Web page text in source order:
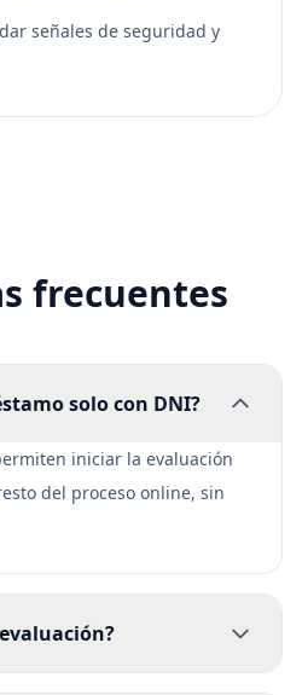
señales de seguridad y
frecuentes
solo con DNI?
iniciar la evaluación
del proceso online, sin